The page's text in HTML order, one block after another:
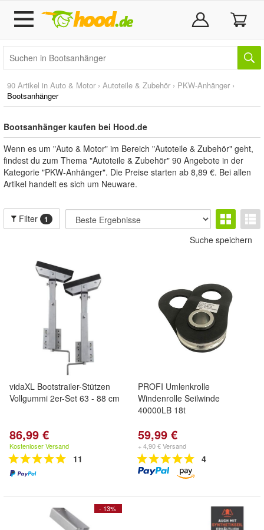
90 Artikel in Auto & Motor › Autoteile & Zubehör › PKW-Anhänger ›
Bootsanhänger
Bootsanhänger kaufen bei Hood.de
Wenn es um "Auto & Motor" im Bereich "Autoteile & Zubehör" geht,
findest du zum Thema "Autoteile & Zubehör" 90 Angebote in der
Kategorie "PKW-Anhänger". Die Preise starten ab 8,89 €. Bei allen
Artikel handelt es sich um Neuware.
Filter 1
Suche speichern
vidaXL Bootstrailer-Stützen
Vollgummi 2er-Set 63 - 88 cm
86,99 €
Kostenloser Versand
11
PROFI Umlenkrolle
Windenrolle Seilwinde
40000LB 18t
59,99 €
+ 4,90 € Versand
4
- 13%